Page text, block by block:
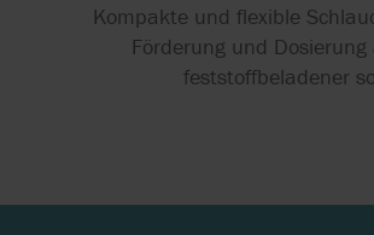
Kompakte und flexible
Förderung und Dosierung
feststoffbeladener